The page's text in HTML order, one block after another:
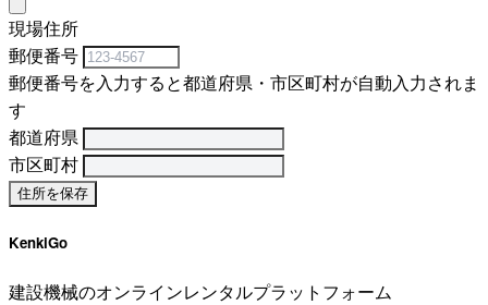
現場住所
郵便番号
郵便番号を入力すると都道府県・市区町村が自動入力されま
す
都道府県
市区町村
KenkiGo
建設機械のオンラインレンタルプラットフォーム